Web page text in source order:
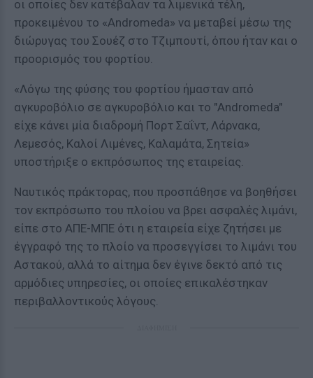
οι οποίες δεν κατέβαλαν τα λιμενικά τέλη,
προκειμένου το «Andromeda» να μεταβεί μέσω της
διώρυγας του Σουέζ στο Τζιμπουτί, όπου ήταν και ο
προορισμός του φορτίου.
«Λόγω της φύσης του φορτίου ήμασταν από
αγκυροβόλιο σε αγκυροβόλιο και το "Andromeda"
είχε κάνει μία διαδρομή Πορτ Σαΐντ, Λάρνακα,
Λεμεσός, Καλοί Λιμένες, Καλαμάτα, Σητεία»
υποστήριξε ο εκπρόσωπος της εταιρείας.
Ναυτικός πράκτορας, που προσπάθησε να βοηθήσει
τον εκπρόσωπο του πλοίου να βρει ασφαλές λιμάνι,
είπε στο ΑΠΕ-ΜΠΕ ότι η εταιρεία είχε ζητήσει με
έγγραφό της το πλοίο να προσεγγίσει το λιμάνι του
Αστακού, αλλά το αίτημα δεν έγινε δεκτό από τις
αρμόδιες υπηρεσίες, οι οποίες επικαλέστηκαν
περιβαλλοντικούς λόγους.